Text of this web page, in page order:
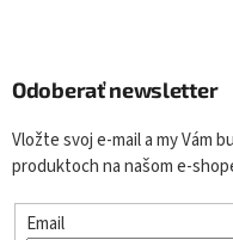
Odoberať newsletter
Vložte svoj e-mail a my Vám
produktoch na našom e-
Email